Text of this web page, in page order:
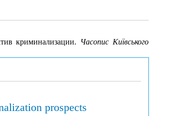
криминализации. Часопис Київського
prospects